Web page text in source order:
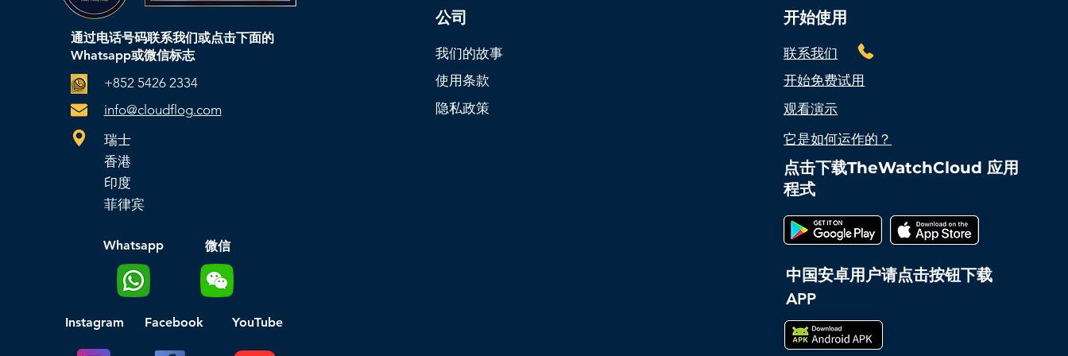
通过电话号码联系我们或点击下面的
Whatsapp或微信标志
+852 5426 2334
info@cloudflog.com
瑞士
香港
印度
菲律宾
Whatsapp 微信
Instagram Facebook YouTube
公司
我们的故事
使用条款
隐私政策
开始使用
联系我们
开始免费试用
观看演示
它是如何运作的？
点击下载TheWatchCloud 应用
程式
中国安卓用户请点击按钮下载
APP